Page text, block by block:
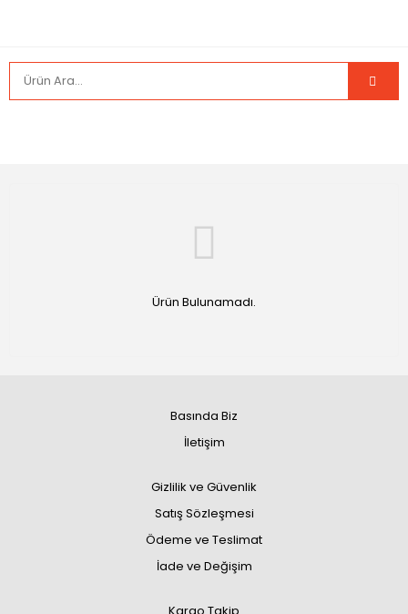
Ürün Bulunamadı.
Basında Biz
İletişim
Gizlilik ve Güvenlik
Satış Sözleşmesi
Ödeme ve Teslimat
İade ve Değişim